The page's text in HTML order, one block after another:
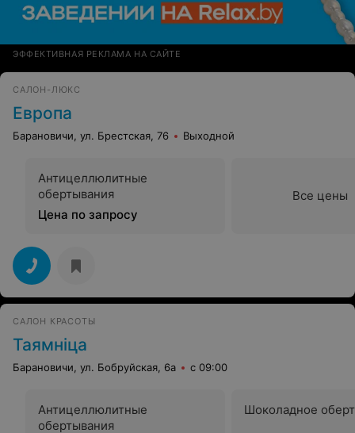
ЭФФЕКТИВНАЯ РЕКЛАМА НА САЙТЕ
САЛОН-ЛЮКС
Европа
Барановичи, ул. Брестская, 76 Выходной
Антицеллюлитные
обертывания
Цена по запросу
Все цены
САЛОН КРАСОТЫ
Таямнiца
Барановичи, ул. Бобруйская, 6а с 09:00
Антицеллюлитные
обертывания
Шоколадное